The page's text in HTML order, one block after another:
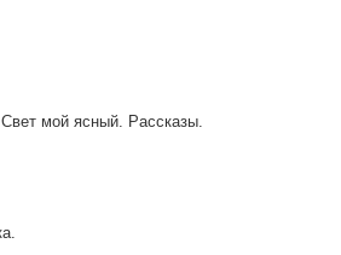
мой ясный. Рассказы.